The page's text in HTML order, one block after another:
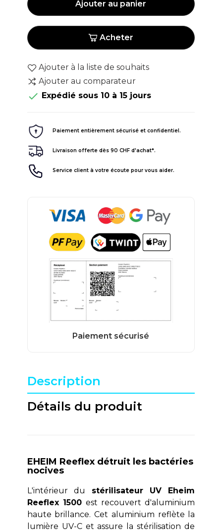
Ajouter au panier
Acheter
Ajouter à la liste de souhaits
Ajouter au comparateur
 Expédié sous 10 à 15 jours
Paiement entièrement sécurisé et confidentiel.
Livraison offerte dès 90 CHF d'achat*.
Service client à votre écoute pour vous aider.
Description
Détails du produit
EHEIM Reeflex détruit les bactéries
nocives
L'intérieur du stérilisateur UV Eheim
Reeflex 1500 est recouvert d'aluminium
haute brillance. Cet aluminium reflète la
lumière UV-C et assure la stérilisation de